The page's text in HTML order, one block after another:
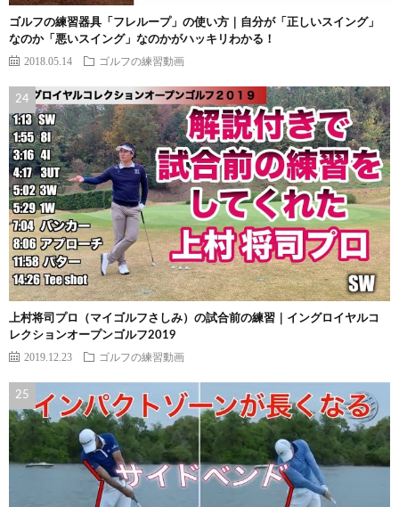
ゴルフの練習器具「フレループ」の使い方｜自分が「正しいスイング」
なのか「悪いスイング」なのかがハッキリわかる！
2018.05.14 ゴルフの練習動画
上村将司プロ（マイゴルフさしみ）の試合前の練習｜イングロイヤルコ
レクションオープンゴルフ2019
2019.12.23 ゴルフの練習動画